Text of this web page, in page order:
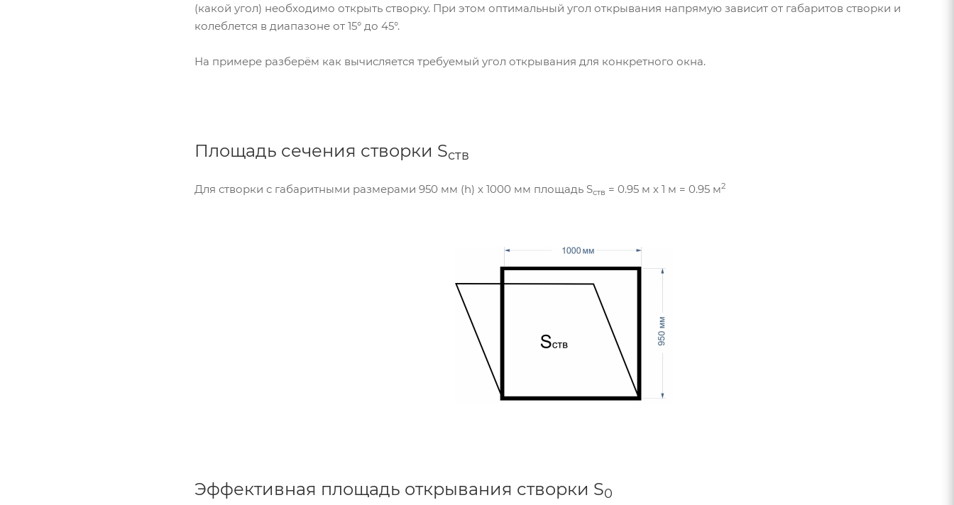
(какой угол) необходимо открыть створку. При этом оптимальный угол открывания напрямую зависит от габаритов створки и
колеблется в диапазоне от 15° до 45°.
На примере разберём как вычисляется требуемый угол открывания для конкретного окна.
Площадь сечения створки Sств
Для створки с габаритными размерами 950 мм (h) х 1000 мм площадь Sств = 0.95 м х 1 м = 0.95 м2
Эффективная площадь открывания створки S0